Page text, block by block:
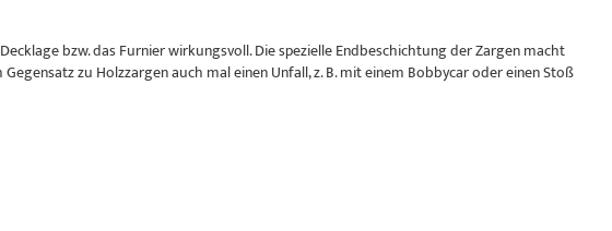
bzw. das Furnier wirkungsvoll. Die spezielle Endbeschichtung der Zargen macht
zu Holzzargen auch mal einen Unfall, z. B. mit einem Bobbycar oder einen Stoß